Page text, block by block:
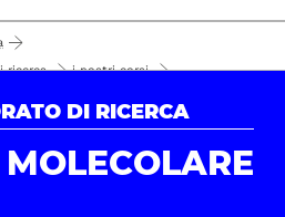
ricerca
i nostri corsi
DI RICERCA